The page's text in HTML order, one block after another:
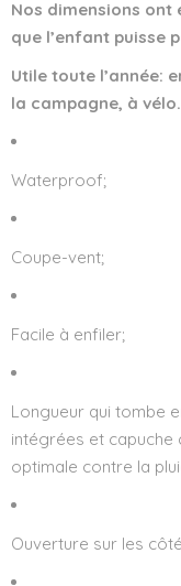
Nos dimensions ont
que l’enfant puisse
Utile toute l’année:
la campagne, à vélo.
Waterproof;
Coupe-vent;
Facile à enfiler;
Longueur qui tombe
intégrées et capuche
optimale contre la
Ouverture sur les